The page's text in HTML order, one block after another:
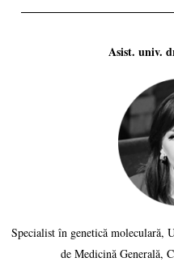
Asist. univ.
Specialist în genetică moleculară,
de Medicină Generală,